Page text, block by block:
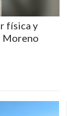
física y
Moreno